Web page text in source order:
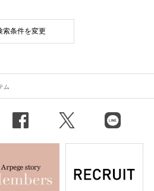
索条件を変更
ム
X（旧Twitter） LINE